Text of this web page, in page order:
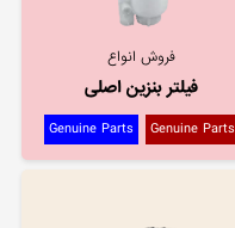
فروش انواع
فیلتر بنزین اصلی
Genuine Parts
Genuine Parts